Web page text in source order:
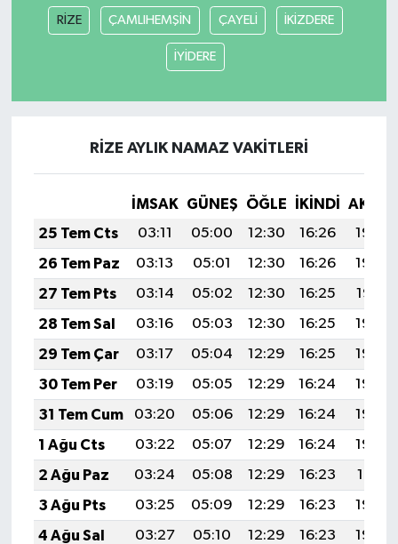
RİZE ÇAMLIHEMŞİN ÇAYELİ İKİZDERE
İYİDERE
RİZE AYLIK NAMAZ VAKITLERI
İMSAK GÜNEŞ ÖĞLE İKINDI
25 Tem Cts
03:11 05:00 12:30 16:26
19:49
26 Tem Paz
03:13 05:01 12:30 16:26
19:48
27 Tem Pts
03:14 05:02 12:30 16:25
19:47
28 Tem Sal
03:16 05:03 12:30 16:25
19:46
29 Tem Çar
03:17 05:04 12:29 16:25
19:45
30 Tem Per
03:19 05:05 12:29 16:24
19:44
31 Tem Cum
03:20 05:06 12:29 16:24
19:43
1 Ağu Cts
03:22 05:07 12:29 16:24
19:42
2 Ağu Paz
03:24 05:08 12:29 16:23
19:41
3 Ağu Pts
03:25 05:09 12:29 16:23
19:40
4 Ağu Sal
03:27 05:10 12:29 16:23
19:39